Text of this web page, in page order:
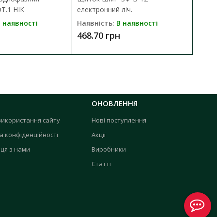
НІК
наявності
електронний ліч.
Наявність: В наявності
468.70 грн
сайту
конфіденційності
з нами
ОНОВЛЕННЯ
Нові поступлення
Акції
Виробники
Статті